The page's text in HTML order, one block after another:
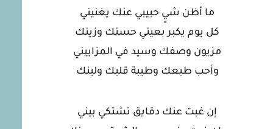
ما أظن شيٍ حبيبي عنك يغنيني
كل يوم يكبر بعيني حسنك وزينك
مزيون وصفك وسيد في المزاييني
وأحب طبعك وطيبة قلبك ولينك
إن غبت عنك دقايق تشتكي بيني